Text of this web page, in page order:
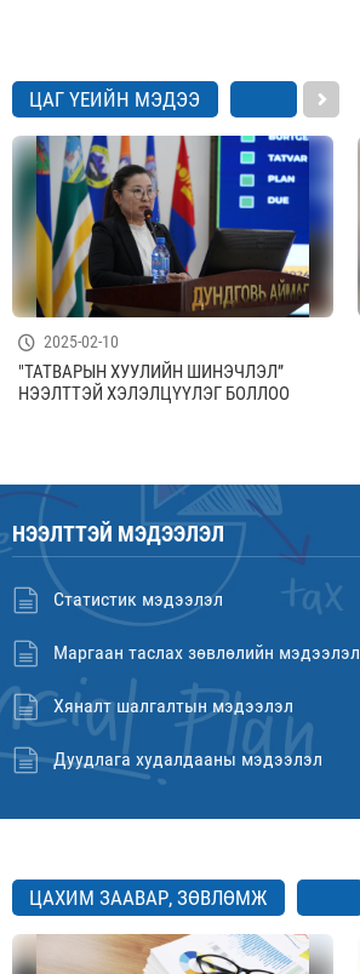
ЦАГ ҮЕИЙН МЭДЭЭ
2025-02-10
"ТАТВАРЫН ХУУЛИЙН ШИНЭЧЛЭЛ”
НЭЭЛТТЭЙ ХЭЛЭЛЦҮҮЛЭГ БОЛЛОО
НЭЭЛТТЭЙ МЭДЭЭЛЭЛ
Статистик мэдээлэл
Маргаан таслах зөвлөлийн мэдээлэл
Хяналт шалгалтын мэдээлэл
Дуудлага худалдааны мэдээлэл
ЦАХИМ ЗААВАР, ЗӨВЛӨМЖ